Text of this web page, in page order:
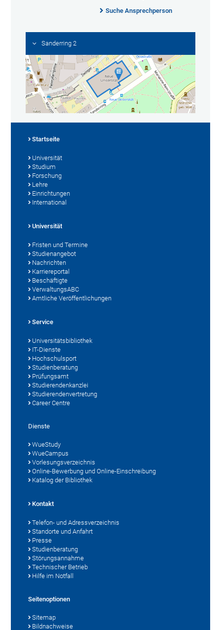
Suche Ansprechperson
Sanderring 2
Startseite
Universität
Studium
Forschung
Lehre
Einrichtungen
International
Universität
Fristen und Termine
Studienangebot
Nachrichten
Karriereportal
Beschäftigte
VerwaltungsABC
Amtliche Veröffentlichungen
Service
Universitätsbibliothek
IT-Dienste
Hochschulsport
Studienberatung
Prüfungsamt
Studierendenkanzlei
Studierendenvertretung
Career Centre
Dienste
WueStudy
WueCampus
Vorlesungsverzeichnis
Online-Bewerbung und Online-Einschreibung
Katalog der Bibliothek
Kontakt
Telefon- und Adressverzeichnis
Standorte und Anfahrt
Presse
Studienberatung
Störungsannahme
Technischer Betrieb
Hilfe im Notfall
Seitenoptionen
Sitemap
Bildnachweise